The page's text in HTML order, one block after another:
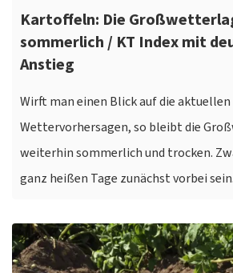
Kartoffeln: Die
sommerlich / KT Index mit
Anstieg
Wirft man einen Blick auf die aktuellen
Wettervorhersagen, so bleibt die
weiterhin sommerlich und trocken.
ganz heißen Tage zunächst vorbei